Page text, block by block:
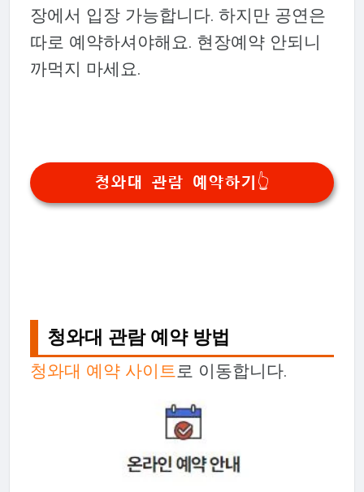
장에서 입장 가능합니다. 하지만 공연은
따로 예약하셔야해요. 현장예약 안되니
까먹지 마세요.
청와대 관람 예약하기👆
청와대 관람 예약 방법
청와대 예약 사이트 로 이동합니다.